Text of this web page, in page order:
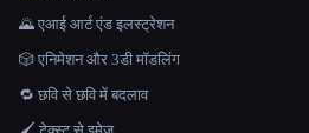
🌄 एआई आर्ट एंड इलस्ट्रेशन
🎲 एनिमेशन और 3डी मॉडलिंग
🔁 छवि से छवि में बदलाव